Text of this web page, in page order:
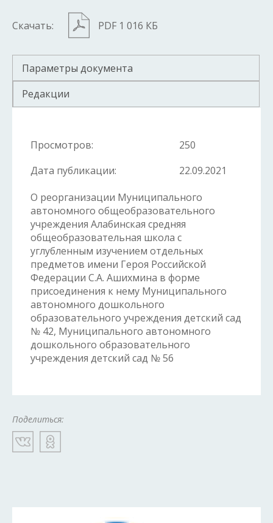
Скачать: PDF 1 016 КБ
Параметры документа
Редакции
Просмотров:
250
Дата публикации:
22.09.2021
О реорганизации Муниципального
автономного общеобразовательного
учреждения Алабинская средняя
общеобразовательная школа с
углубленным изучением отдельных
предметов имени Героя Российской
Федерации С.А. Ашихмина в форме
присоединения к нему Муниципального
автономного дошкольного
образовательного учреждения детский сад
№ 42, Муниципального автономного
дошкольного образовательного
учреждения детский сад № 56
Поделиться: